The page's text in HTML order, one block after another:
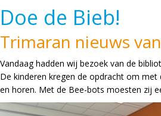
Doe de Bieb!
Trimaran nieuws
Vandaag hadden wij bezoek van de
De kinderen kregen de opdracht om
en horen. Met de Bee-bots moesten zij